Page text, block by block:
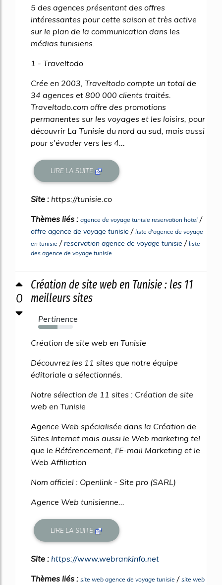
5 des agences présentant des offres
intéressantes pour cette saison et très active
sur le plan de la communication dans les
médias tunisiens.
1 - Traveltodo
Crée en 2003, Traveltodo compte un total de
34 agences et 800 000 clients traités.
Traveltodo.com offre des promotions
permanentes sur les voyages et les loisirs, pour
découvrir La Tunisie du nord au sud, mais aussi
pour s'évader vers les 4...
LIRE LA SUITE
Site : https://tunisie.co
Thèmes liés : agence de voyage tunisie reservation hotel /
offre agence de voyage tunisie / liste d'agence de voyage
en tunisie /reservation agence de voyage tunisie / liste
des agence de voyage tunisie
0
Création de site web en Tunisie : les 11
meilleurs sites
Pertinence
55%
Création de site web en Tunisie
Découvrez les 11 sites que notre équipe
éditoriale a sélectionnés.
Notre sélection de 11 sites : Création de site
web en Tunisie
Agence Web spécialisée dans la Création de
Sites Internet mais aussi le Web marketing tel
que le Référencement, l'E-mail Marketing et le
Web Affiliation
Nom officiel : Openlink - Site pro (SARL)
Agence Web tunisienne...
LIRE LA SUITE
Site : https://www.webrankinfo.net
Thèmes liés : site web agence de voyage tunisie / site web